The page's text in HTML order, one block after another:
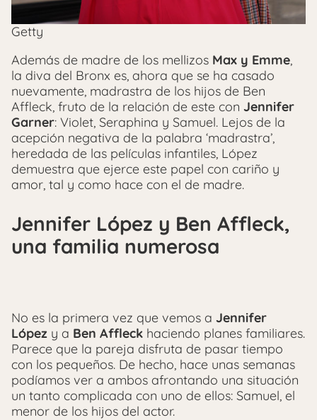
Getty
Además de madre de los mellizos Max y Emme,
la diva del Bronx es, ahora que se ha casado
nuevamente, madrastra de los hijos de Ben
Affleck, fruto de la relación de este con Jennifer
Garner: Violet, Seraphina y Samuel. Lejos de la
acepción negativa de la palabra ‘madrastra’,
heredada de las películas infantiles, López
demuestra que ejerce este papel con cariño y
amor, tal y como hace con el de madre.
Jennifer López y Ben Affleck,
una familia numerosa
No es la primera vez que vemos a Jennifer
López y a Ben Affleck haciendo planes familiares.
Parece que la pareja disfruta de pasar tiempo
con los pequeños. De hecho, hace unas semanas
podíamos ver a ambos afrontando una situación
un tanto complicada con uno de ellos: Samuel, el
menor de los hijos del actor.